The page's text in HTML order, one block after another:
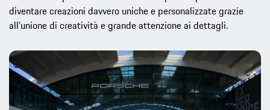
diventare creazioni davvero uniche e personalizzate grazie
all’unione di creatività e grande attenzione ai dettagli.